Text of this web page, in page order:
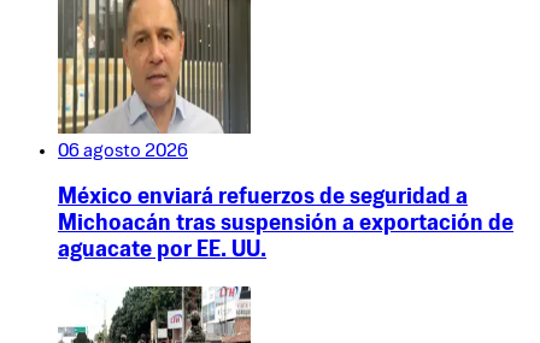
06 agosto 2026
México enviará refuerzos de seguridad a
Michoacán tras suspensión a exportación de
aguacate por EE. UU.